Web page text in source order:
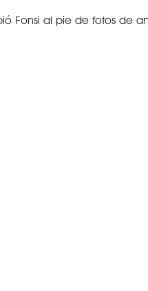
Fonsi al pie de fotos de